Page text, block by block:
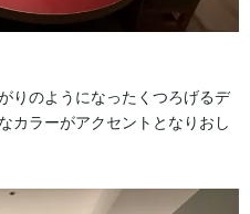
りのようになったくつろげるデ
カラーがアクセントとなりおし